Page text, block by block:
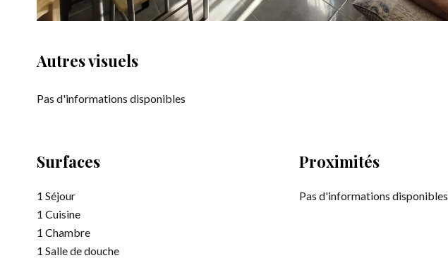
Autres visuels
Pas d'informations disponibles
Surfaces
1 Séjour
1 Cuisine
1 Chambre
1 Salle de douche
Proximités
Pas d'informations disponibles